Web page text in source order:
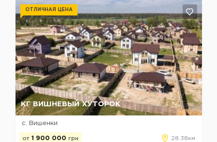
КГ ВИШНЕВЫЙ ХУТОРОК
ОТЛИЧНАЯ ЦЕНА
с. Вишенки
от 1 900 000 грн 28.38км
Да, удалить Отмена